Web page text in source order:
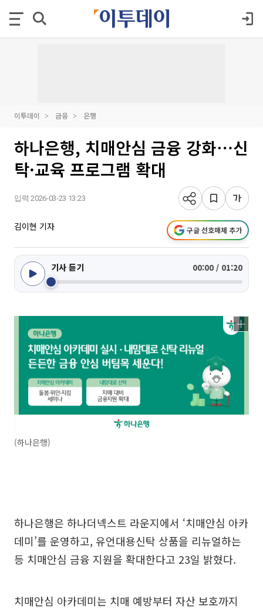
이투데이 금융 은행
하나은행, 치매안심 금융 강화⋯신
탁·교육 프로그램 확대
입력 2026-03-23 13:23
김이현 기자 구글 선호매체 추가
기사 듣기 00:00 / 01:20
(하나은행)
하나은행은 하나더넥스트 라운지에서 ‘치매안심 아카
데미’를 운영하고, 유언대용신탁 상품을 리뉴얼하는
등 치매안심 금융 지원을 확대한다고 23일 밝혔다.
치매안심 아카데미는 치매 예방부터 자산 보호까지